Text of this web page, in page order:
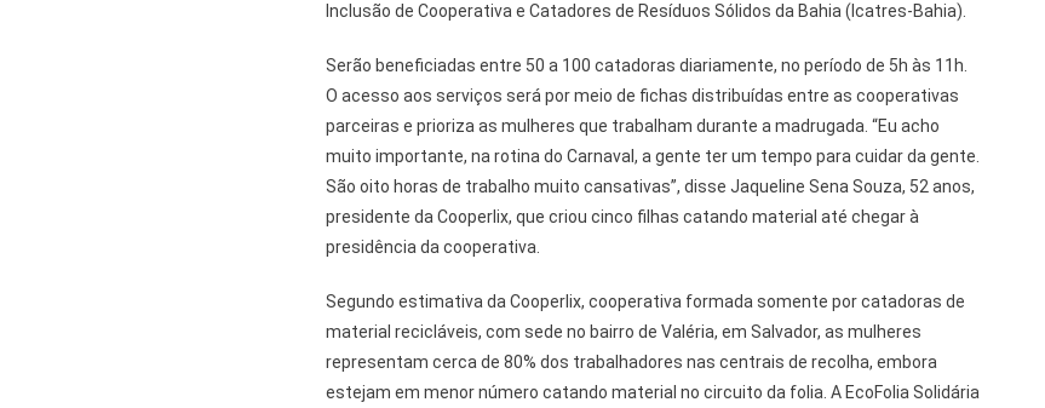
Inclusão de Cooperativa e Catadores de Resíduos Sólidos da Bahia (Icatres-Bahia).
Serão beneficiadas entre 50 a 100 catadoras diariamente, no período de 5h às 11h.
O acesso aos serviços será por meio de fichas distribuídas entre as cooperativas
parceiras e prioriza as mulheres que trabalham durante a madrugada. “Eu acho
muito importante, na rotina do Carnaval, a gente ter um tempo para cuidar da gente.
São oito horas de trabalho muito cansativas”, disse Jaqueline Sena Souza, 52 anos,
presidente da Cooperlix, que criou cinco filhas catando material até chegar à
presidência da cooperativa.
Segundo estimativa da Cooperlix, cooperativa formada somente por catadoras de
material recicláveis, com sede no bairro de Valéria, em Salvador, as mulheres
representam cerca de 80% dos trabalhadores nas centrais de recolha, embora
estejam em menor número catando material no circuito da folia. A EcoFolia Solidária